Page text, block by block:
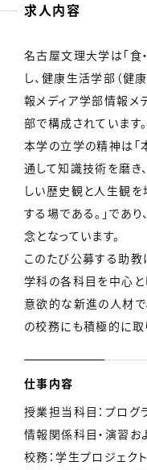
求人内容
名古屋文理大学は「食
し、健康生活学部（健
報メディア学部情報メ
部で構成されています。
本学の立学の精神は「
通して知識技術を磨き
しい歴史観と人生観
する場である。」であ
念となっています。
このたび公募する助教
学科の各科目を中心と
意欲的な新進の人材
の校務にも積極的に取
仕事内容
授業担当科目：プログ
情報関係科目・演習
校務：学生プロジェク